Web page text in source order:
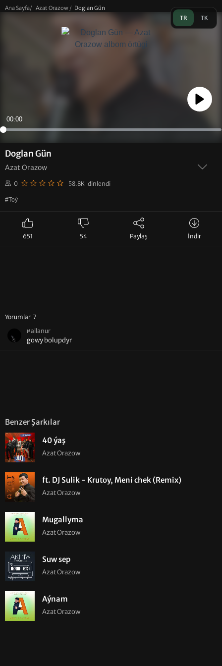
TR TK
Ana Sayfa/ Azat Orazow / Doglan Gün
Doglan Gün
Azat Orazow
0 58.8K dinlendi
#Toý
651 54 Paylaş İndir
Yorumlar 7
#allanur
gowy bolupdyr
Benzer Şarkılar
40 ýaş
Azat Orazow
ft. DJ Sulik - Krutoy, Meni chek (Remix)
Azat Orazow
Mugallyma
Azat Orazow
Suw sep
Azat Orazow
Aýnam
Azat Orazow
Play
00:00